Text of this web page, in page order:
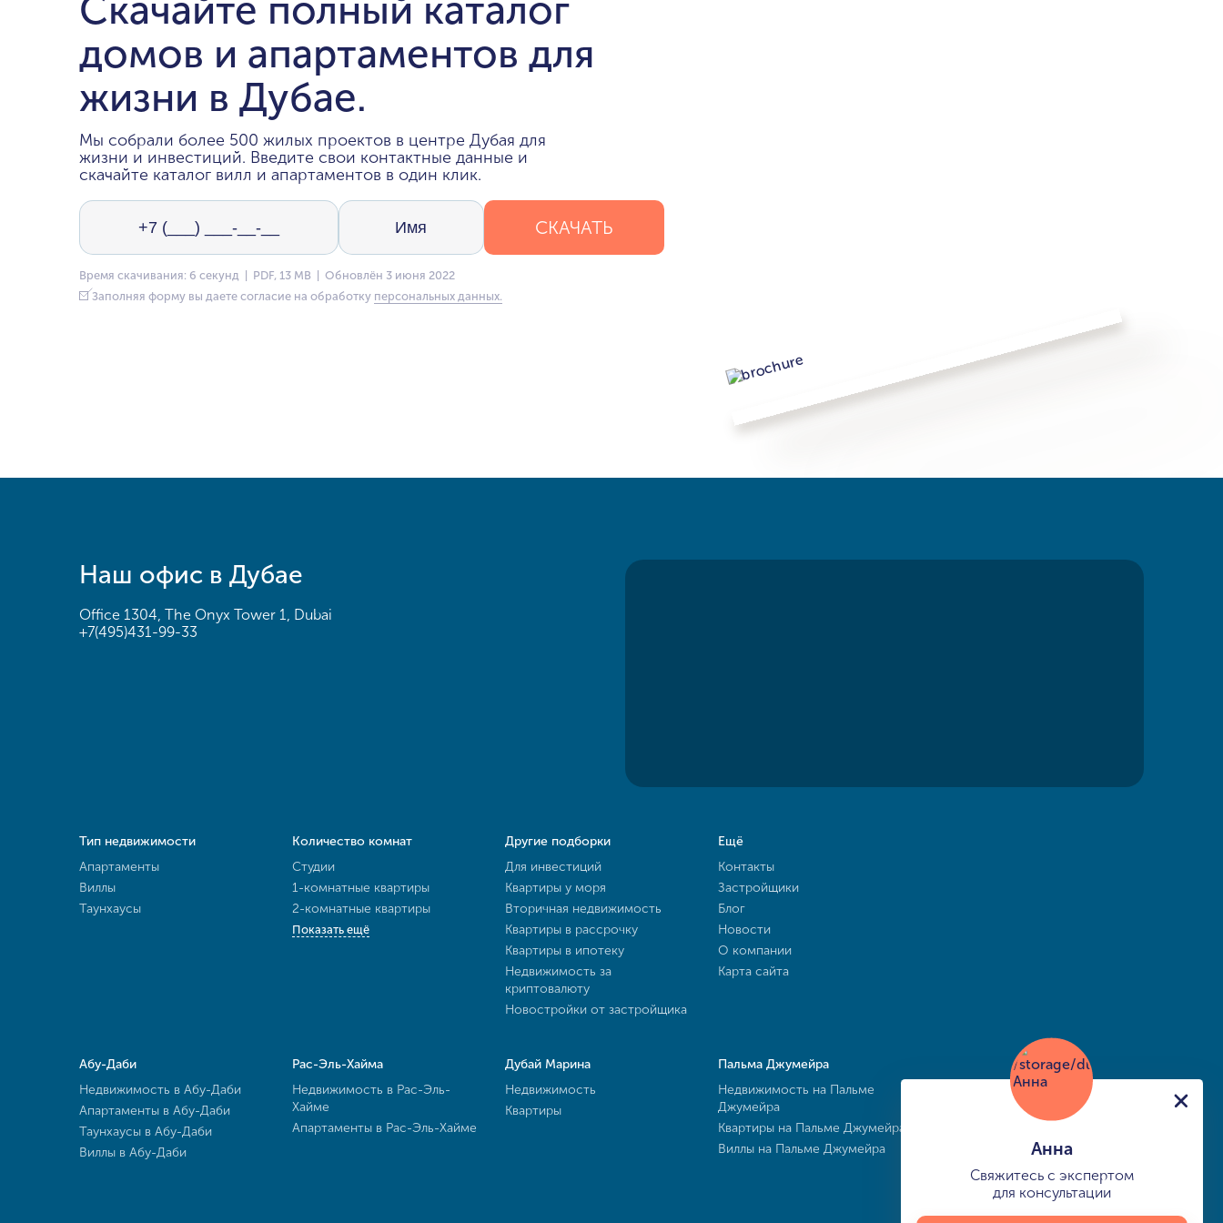
Скачайте полный каталог
домов и апартаментов для
жизни в Дубае.
Мы собрали более 500 жилых проектов в центре Дубая для
жизни и инвестиций. Введите свои контактные данные и
скачайте каталог вилл и апартаментов в один клик.
СКАЧАТЬ
Время скачивания: 6 секунд | PDF, 13 MB | Обновлён 3 июня 2022
Заполняя форму вы даете согласие на обработку персональных данных.
Наш офис в Дубае
Office 1304, The Onyx Tower 1, Dubai
+7(495)431-99-33
Тип недвижимости
Апартаменты
Виллы
Таунхаусы
Количество комнат
Студии
1-комнатные квартиры
2-комнатные квартиры
Показать ещё
Другие подборки
Для инвестиций
Квартиры у моря
Вторичная недвижимость
Квартиры в рассрочку
Квартиры в ипотеку
Недвижимость за
криптовалюту
Новостройки от застройщика
Ещё
Контакты
Застройщики
Блог
Новости
О компании
Карта сайта
Абу-Даби
Недвижимость в Абу-Даби
Апартаменты в Абу-Даби
Таунхаусы в Абу-Даби
Виллы в Абу-Даби
Рас-Эль-Хайма
Недвижимость в Рас-Эль-
Хайме
Апартаменты в Рас-Эль-Хайме
Дубай Марина
Недвижимость
Квартиры
Пальма Джумейра
Недвижимость на Пальме
Джумейра
Квартиры на Пальме Джумейра
Виллы на Пальме Джумейра
Анна
Свяжитесь с экспертом
для консультации